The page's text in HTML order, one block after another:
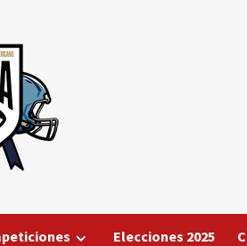
Elecciones 2025